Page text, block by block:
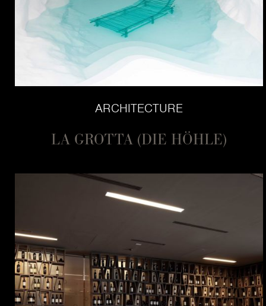
ARCHITECTURE
LA GROTTA (DIE HÖHLE)